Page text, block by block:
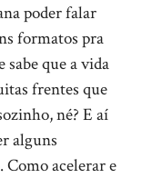
poder falar
formatos pra
sabe que a vida
frentes que
né? E aí
alguns
Como acelerar e